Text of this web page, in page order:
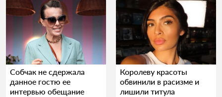
Собчак не сдержала
данное гостю ее
интервью обещание
Королеву красоты
обвинили в расизме и
лишили титула